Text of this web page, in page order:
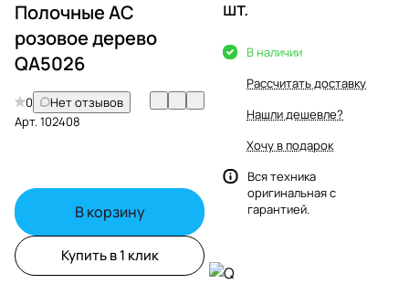
Полочные АС
розовое дерево
QA5026
0
Нет отзывов
Арт.102408
В корзину
Купить в 1 клик
шт.
В наличии
Рассчитать доставку
Нашли дешевле?
Хочу в подарок
Вся техника
оригинальная с
гарантией.